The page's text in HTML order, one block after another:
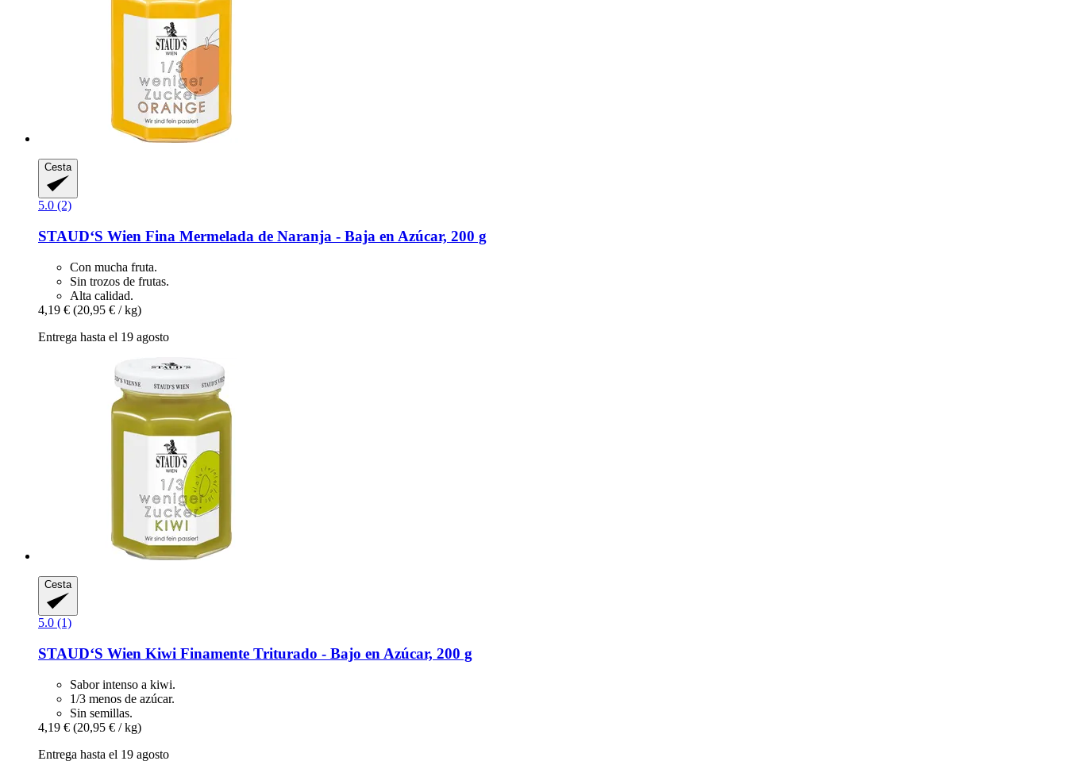
Cesta
5.0 (2)
STAUD‘S Wien Fina Mermelada de Naranja -​ Baja en Azúcar, 200 g
Con mucha fruta.
Sin trozos de frutas.
Alta calidad.
4,19 € (20,95 € / kg)
Entrega hasta el 19 agosto
Cesta
5.0 (1)
STAUD‘S Wien Kiwi Finamente Triturado -​ Bajo en Azúcar, 200 g
Sabor intenso a kiwi.
1/3 menos de azúcar.
Sin semillas.
4,19 € (20,95 € / kg)
Entrega hasta el 19 agosto